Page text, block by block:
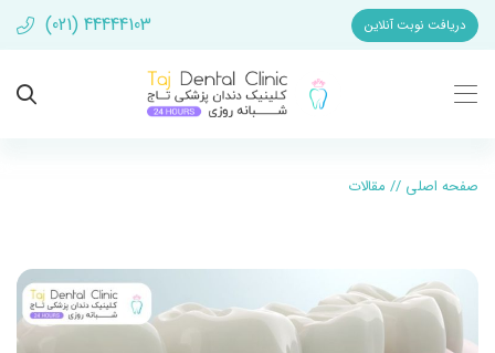
دریافت نوبت آنلاین (021) 44444103
صفحه اصلی // مقالات